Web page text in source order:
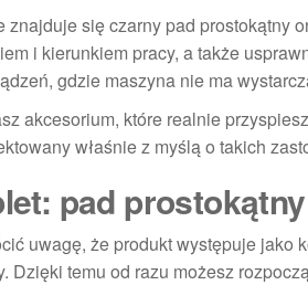
znajduje się czarny pad prostokątny
i kierunkiem pracy, a także
gdzie maszyna nie ma
akcesorium, które realnie
właśnie z myślą o takich
pad
uwagę, że produkt występuje jako
Dzięki temu od razu możesz